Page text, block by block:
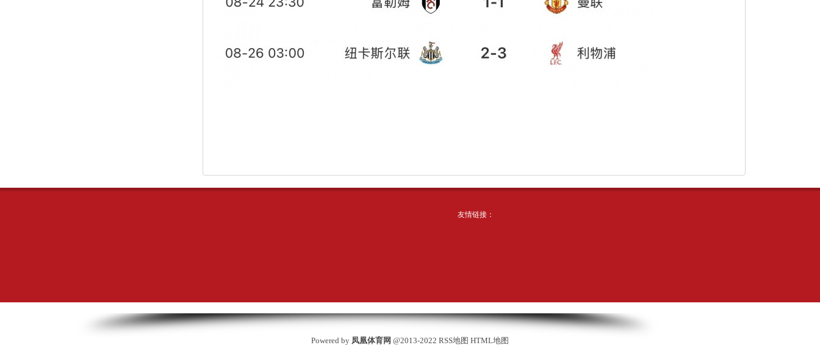
友情链接：
Powered by 凤凰体育网 @2013-2022 RSS地图 HTML地图